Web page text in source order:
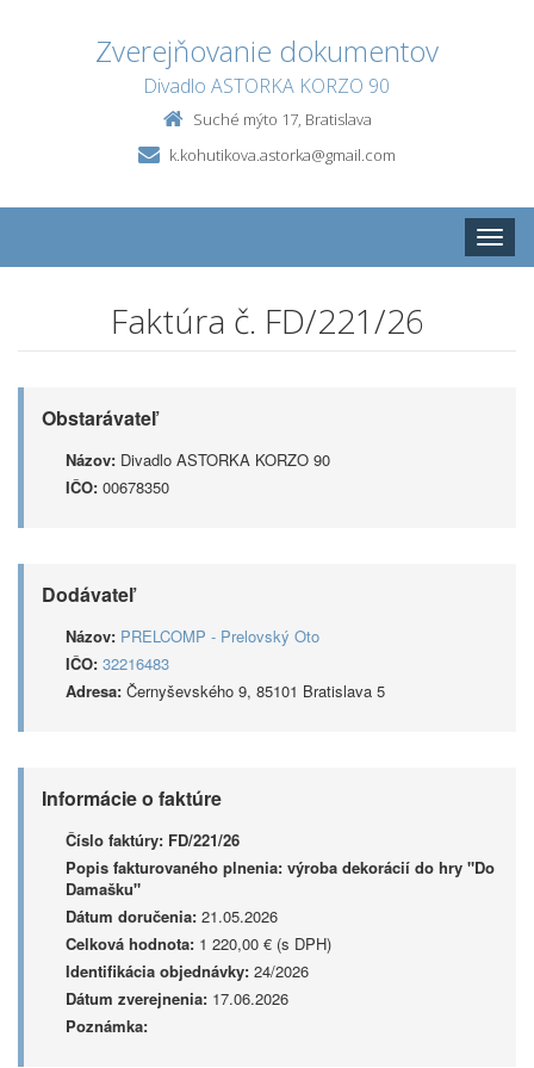
Zverejňovanie dokumentov
Divadlo ASTORKA KORZO 90
Suché mýto 17, Bratislava
k.kohutikova.astorka@gmail.com
Toggle
Faktúra č. FD/221/26
Obstarávateľ
Názov: Divadlo ASTORKA KORZO 90
IČO: 00678350
Dodávateľ
Názov: PRELCOMP - Prelovský Oto
IČO: 32216483
Adresa: Černyševského 9, 85101 Bratislava 5
Informácie o faktúre
Číslo faktúry: FD/221/26
Popis fakturovaného plnenia: výroba dekorácií do hry "Do
Damašku"
Dátum doručenia: 21.05.2026
Celková hodnota: 1 220,00 € (s DPH)
Identifikácia objednávky: 24/2026
Dátum zverejnenia: 17.06.2026
Poznámka: